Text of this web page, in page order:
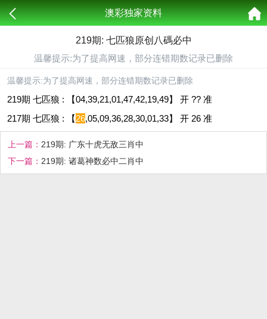
澳彩独家资料
219期: 七匹狼原创八碼必中
温馨提示:为了提高网速，部分连错期数记录已删除
温馨提示:为了提高网速，部分连错期数记录已删除
219期 七匹狼 : 【04,39,21,01,47,42,19,49】 开 ?? 准
217期 七匹狼 : 【26,05,09,36,28,30,01,33】 开 26 准
上一篇： 219期: 广东十虎无敌三肖中
下一篇： 219期: 诸葛神数必中二肖中